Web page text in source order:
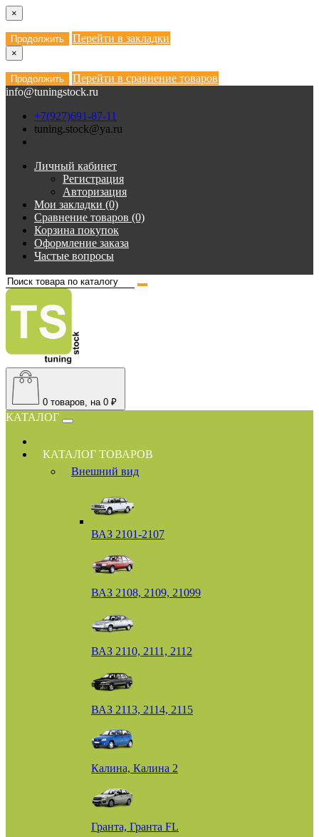
×
Продолжить Перейти в закладки
×
Продолжить
Перейти в сравнение товаров
info@tuningstock.ru
+7(927)691-87-11
tuning.stock@ya.ru
Личный кабинет
Регистрация
Авторизация
Мои закладки (0)
Сравнение товаров (0)
Корзина покупок
Оформление заказа
Частые вопросы
0 товаров, на 0 ₽
КАТАЛОГ
КАТАЛОГ ТОВАРОВ
Внешний вид
ВАЗ 2101-2107
ВАЗ 2108, 2109, 21099
ВАЗ 2110, 2111, 2112
ВАЗ 2113, 2114, 2115
Калина, Калина 2
Гранта, Гранта FL